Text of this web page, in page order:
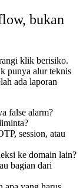
bukan
klik berisiko.
punya alur teknis
ada laporan
false alarm?
session, atau
ke domain lain?
bagian dari